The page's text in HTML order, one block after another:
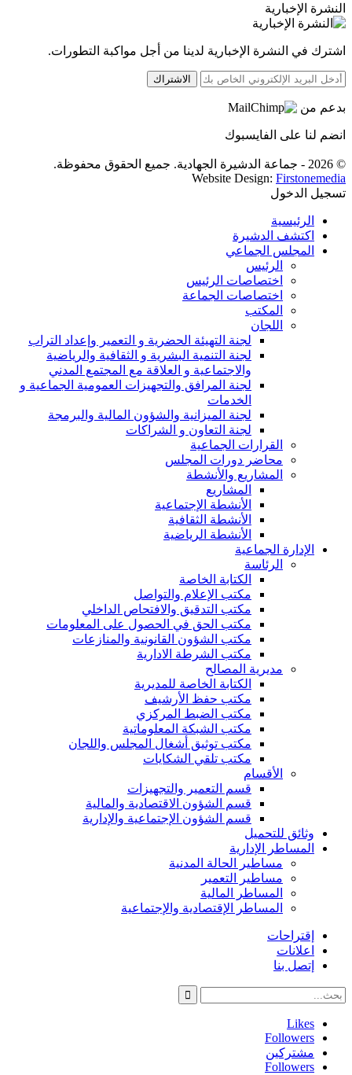
النشرة الإخبارية
اشترك في النشرة الإخبارية لدينا من أجل مواكبة التطورات.
الاشتراك
بدعم من
انضم لنا على الفايسبوك
© 2026 - جماعة الدشيرة الجهادية. جميع الحقوق محفوظة.
Website Design: Firstonemedia
تسجيل الدخول
الرئيسية
اكتشف الدشيرة
المجلس الجماعي
الرئيس
اختصاصات الرئيس
اختصاصات الجماعة
المكتب
اللجان
لجنة التهيئة الحضرية و التعمير وإعداد التراب
لجنة التنمية البشرية و الثقافية والرياضية
والاجتماعية و العلاقة مع المجتمع المدني
لجنة المرافق والتجهيزات العمومية الجماعية و
الخدمات
لجنة الميزانية والشؤون المالية والبرمجة
لجنة التعاون و الشراكات
القرارات الجماعية
محاضر دورات المجلس
المشاريع والأنشطة
المشاريع
الأنشطة الإجتماعية
الأنشطة الثقافية
الأنشطة الرياضية
الإدارة الجماعية
الرئاسة
الكتابة الخاصة
مكتب الإعلام والتواصل
مكتب التدقيق والافتحاص الداخلي
مكتب الحق في الحصول على المعلومات
مكتب الشؤون القانونية والمنازعات
مكتب الشرطة الادارية
مديرية المصالح
الكتابة الخاصة للمديرية
مكتب حفظ الأرشيف
مكتب الضبط المركزي
مكتب الشبكة المعلوماتية
مكتب توثيق أشغال المجلس واللجان
مكتب تلقي الشكايات
الأقسام
قسم التعمير والتجهيزات
قسم الشؤون الاقتصادية والمالية
قسم الشؤون الإجتماعية والإدارية
وثائق للتحميل
المساطر الإدارية
مساطير الحالة المدنية
مساطير التعمير
المساطر المالية
المساطر الإقتصادية والإجتماعية
إقتراحات
اعلانات
إتصل بنا
Likes
Followers
مشتركين
Followers